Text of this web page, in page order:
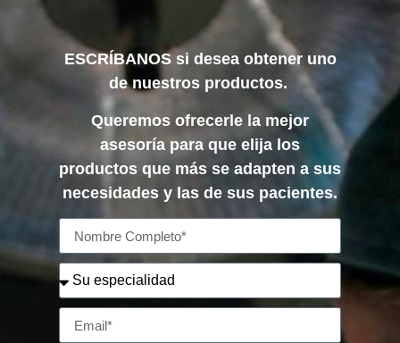
ESCRÍBANOS si desea obtener uno
de nuestros productos.
Queremos ofrecerle la mejor
asesoría para que elija los
productos que más se adapten a sus
necesidades y las de sus pacientes.